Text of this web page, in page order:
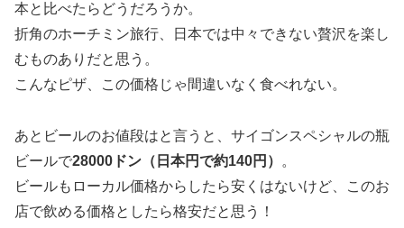
本と比べたらどうだろうか。
折角のホーチミン旅行、日本では中々できない贅沢を楽し
むものありだと思う。
こんなピザ、この価格じゃ間違いなく食べれない。
あとビールのお値段はと言うと、サイゴンスペシャルの瓶
ビールで28000ドン（日本円で約140円）
。
ビールもローカル価格からしたら安くはないけど、このお
店で飲める価格としたら格安だと思う！